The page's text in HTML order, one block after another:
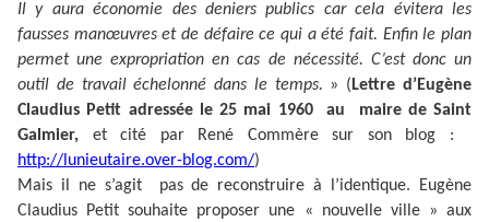
Il y aura économie des deniers publics car cela évitera les
fausses manœuvres et de défaire ce qui a été fait. Enfin le plan
permet une expropriation en cas de nécessité. C’est donc un
outil de travail échelonné dans le temps. » ( Lettre d’Eugène
Claudius Petit adressée le 25 mai 1960 au maire de Saint
Galmier, et cité par René Commère sur son blog :
http://lunieutaire.over-blog.com/)
Mais il ne s’agit pas de reconstruire à l’identique. Eugène
Claudius Petit souhaite proposer une « nouvelle ville » aux